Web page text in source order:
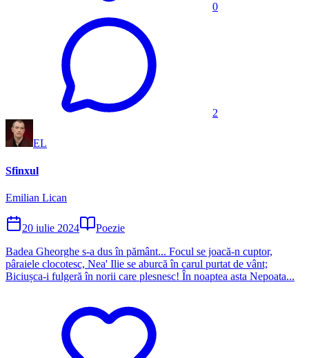
0
2
EL
Sfinxul
Emilian Lican
20 iulie 2024
Poezie
Badea Gheorghe s-a dus în pământ... Focul se joacă-n cuptor,
pâraiele clocotesc, Nea' Ilie se aburcă în carul purtat de vânt;
Biciușca-i fulgeră în norii care plesnesc! În noaptea asta Nepoata...